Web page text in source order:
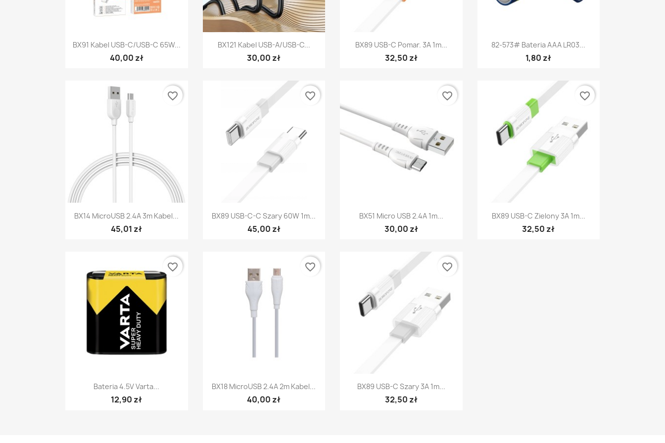
Szybki podgląd
BX91 Kabel USB-C/USB-C 65W...
40,00 zł
Szybki podgląd
BX121 Kabel USB-A/USB-C...
30,00 zł
 Szybki podgląd
BX89 USB-C Pomar. 3A 1m...
32,50 zł
Szybki podgląd
82-573# Bateria AAA LR03...
1,80 zł
Szybki podgląd
BX14 MicroUSB 2.4A 3m Kabel...
45,01 zł
favorite_border
Szybki podgląd
BX89 USB-C-C Szary 60W 1m...
45,00 zł
favorite_border
Szybki podgląd
BX51 Micro USB 2.4A 1m...
30,00 zł
favorite_border
Szybki podgląd
BX89 USB-C Zielony 3A 1m...
32,50 zł
favorite_border
Szybki podgląd
Bateria 4.5V Varta...
12,90 zł
favorite_border
Szybki podgląd
BX18 MicroUSB 2.4A 2m Kabel...
40,00 zł
favorite_border
 Szybki podgląd
BX89 USB-C Szary 3A 1m...
32,50 zł
favorite_border